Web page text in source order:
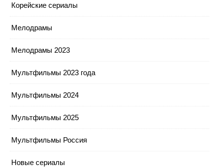
Корейские сериалы
Мелодрамы
Мелодрамы 2023
Мультфильмы 2023 года
Мультфильмы 2024
Мультфильмы 2025
Мультфильмы Россия
Новые сериалы